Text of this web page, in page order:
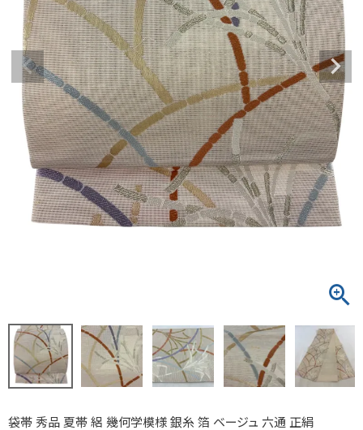
袋帯 秀品 夏帯 絽 幾何学模様 銀糸 箔 ベージュ 六通 正絹